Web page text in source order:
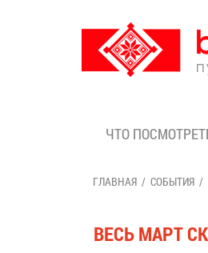
ЧТО
ГЛАВНАЯ СОБЫТИЯ
ВЕСЬ МАРТ